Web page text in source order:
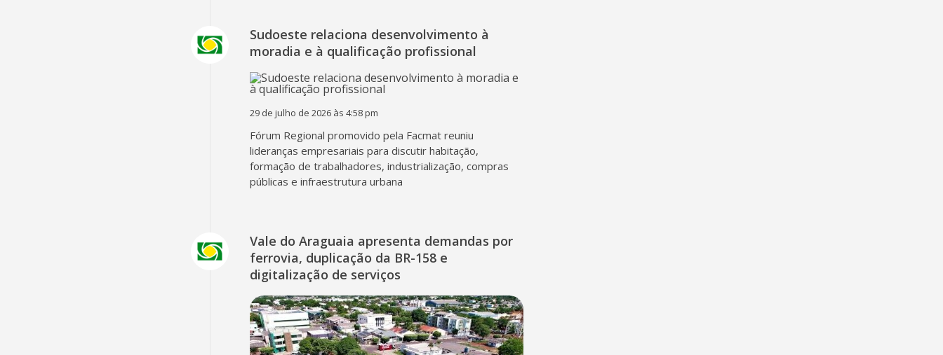
Sudoeste relaciona desenvolvimento à
moradia e à qualificação profissional
29 de julho de 2026 às 4:58 pm
Fórum Regional promovido pela Facmat reuniu
lideranças empresariais para discutir habitação,
formação de trabalhadores, industrialização, compras
públicas e infraestrutura urbana
Vale do Araguaia apresenta demandas por
ferrovia, duplicação da BR-158 e
digitalização de serviços